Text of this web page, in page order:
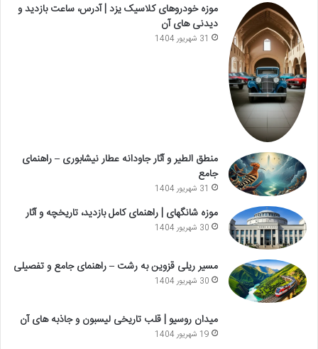
موزه خودروهای کلاسیک یزد | آدرس، ساعت بازدید و
دیدنی های آن
31 شهریور 1404
منطق الطیر و آثار جاودانه عطار نیشابوری – راهنمای
جامع
31 شهریور 1404
موزه شانگهای | راهنمای کامل بازدید، تاریخچه و آثار
30 شهریور 1404
مسیر ریلی قزوین به رشت – راهنمای جامع و تفصیلی
30 شهریور 1404
میدان روسیو | قلب تاریخی لیسبون و جاذبه های آن
19 شهریور 1404